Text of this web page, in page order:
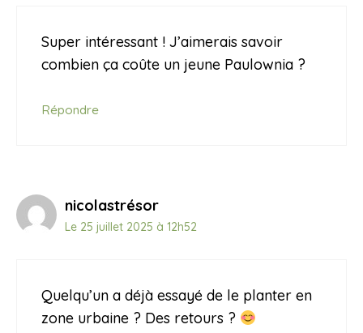
Super intéressant ! J’aimerais savoir
combien ça coûte un jeune Paulownia ?
Répondre
nicolastrésor
Le 25 juillet 2025 à 12h52
Quelqu’un a déjà essayé de le planter en
zone urbaine ? Des retours ?